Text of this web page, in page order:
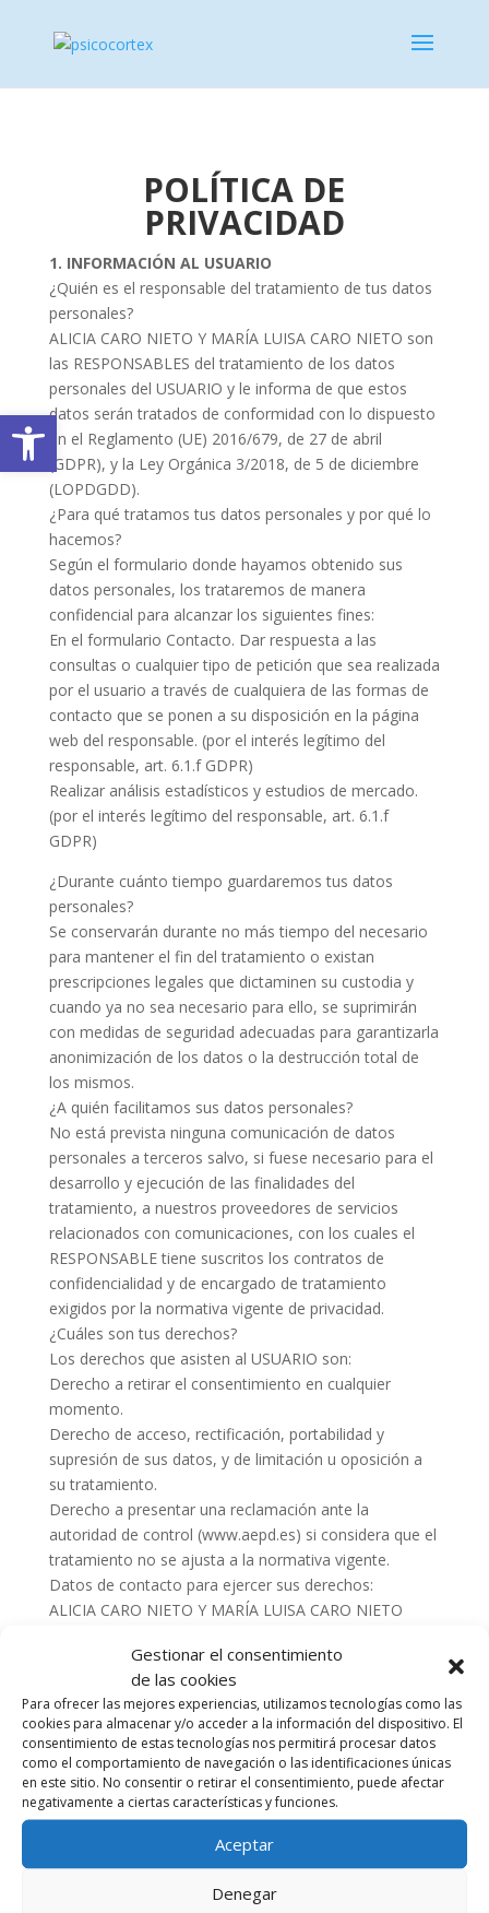
Abrir barra de herramientas
Gestionar el consentimiento
de las cookies
Para ofrecer las mejores experiencias, utilizamos tecnologías como las
cookies para almacenar y/o acceder a la información del dispositivo. El
consentimiento de estas tecnologías nos permitirá procesar datos
como el comportamiento de navegación o las identificaciones únicas
en este sitio. No consentir o retirar el consentimiento, puede afectar
negativamente a ciertas características y funciones.
Aceptar
Denegar
POLÍTICA DE
PRIVACIDAD
1. INFORMACIÓN AL USUARIO
¿Quién es el responsable del tratamiento de tus datos
personales?
ALICIA CARO NIETO Y MARÍA LUISA CARO NIETO son
las RESPONSABLES del tratamiento de los datos
personales del USUARIO y le informa de que estos
datos serán tratados de conformidad con lo dispuesto
en el Reglamento (UE) 2016/679, de 27 de abril
(GDPR), y la Ley Orgánica 3/2018, de 5 de diciembre
(LOPDGDD).
¿Para qué tratamos tus datos personales y por qué lo
hacemos?
Según el formulario donde hayamos obtenido sus
datos personales, los trataremos de manera
confidencial para alcanzar los siguientes fines:
En el formulario Contacto. Dar respuesta a las
consultas o cualquier tipo de petición que sea realizada
por el usuario a través de cualquiera de las formas de
contacto que se ponen a su disposición en la página
web del responsable. (por el interés legítimo del
responsable, art. 6.1.f GDPR)
Realizar análisis estadísticos y estudios de mercado.
(por el interés legítimo del responsable, art. 6.1.f
GDPR)
¿Durante cuánto tiempo guardaremos tus datos
personales?
Se conservarán durante no más tiempo del necesario
para mantener el fin del tratamiento o existan
prescripciones legales que dictaminen su custodia y
cuando ya no sea necesario para ello, se suprimirán
con medidas de seguridad adecuadas para garantizarla
anonimización de los datos o la destrucción total de
los mismos.
¿A quién facilitamos sus datos personales?
No está prevista ninguna comunicación de datos
personales a terceros salvo, si fuese necesario para el
desarrollo y ejecución de las finalidades del
tratamiento, a nuestros proveedores de servicios
relacionados con comunicaciones, con los cuales el
RESPONSABLE tiene suscritos los contratos de
confidencialidad y de encargado de tratamiento
exigidos por la normativa vigente de privacidad.
¿Cuáles son tus derechos?
Los derechos que asisten al USUARIO son:
Derecho a retirar el consentimiento en cualquier
momento.
Derecho de acceso, rectificación, portabilidad y
supresión de sus datos, y de limitación u oposición a
su tratamiento.
Derecho a presentar una reclamación ante la
autoridad de control (www.aepd.es) si considera que el
tratamiento no se ajusta a la normativa vigente.
Datos de contacto para ejercer sus derechos:
ALICIA CARO NIETO Y MARÍA LUISA CARO NIETO
psicocortex@cop.es
2. CARÁCTER OBLIGATORIO O FACULTATIVO DE LA
INFORMACIÓN FACILITADA POR EL USUARIO
Los USUARIOS, mediante la marcación de las casillas
correspondientes y la entrada de datos en los campos,
marcados con un asterisco (*) en el formulario de
contacto o presentados en formularios de descarga,
aceptan expresamente y de forma libre e inequívoca,
que sus datos son necesarios para atender su petición,
por parte del prestador, siendo voluntaria la inclusión